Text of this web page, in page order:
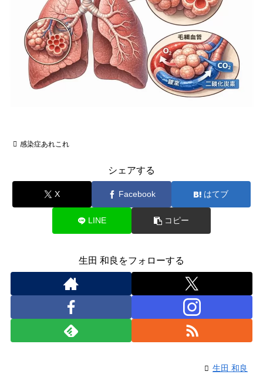
感染症あれこれ
シェアする
X Facebook はてブ
LINE コピー
生田 和良をフォローする
生田 和良